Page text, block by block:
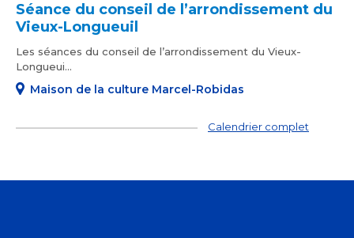
Séance du conseil de l’arrondissement du
Vieux-Longueuil
Les séances du conseil de l’arrondissement du Vieux-
Longueui...
Maison de la culture Marcel-Robidas
Calendrier complet